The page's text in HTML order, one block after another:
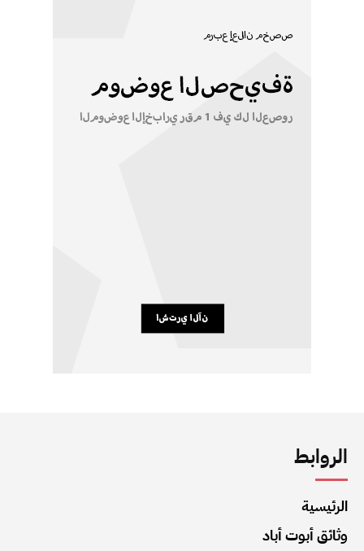
الروابط
الرئيسية
وثائق أبوت أباد